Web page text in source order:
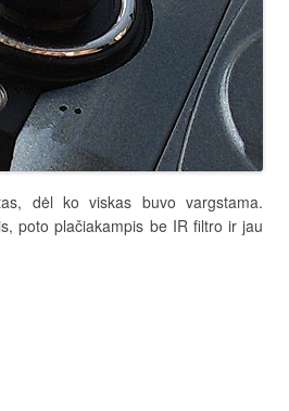
dėl ko viskas buvo vargstama.
poto plačiakampis be IR filtro ir jau